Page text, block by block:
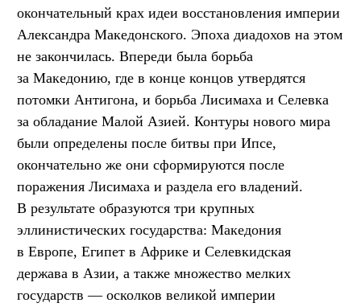
окончательный крах идеи восстановления империи
Александра Македонского. Эпоха диадохов на этом
не закончилась. Впереди была борьба
за Македонию, где в конце концов утвердятся
потомки Антигона, и борьба Лисимаха и Селевка
за обладание Малой Азией. Контуры нового мира
были определены после битвы при Ипсе,
окончательно же они сформируются после
поражения Лисимаха и раздела его владений.
В результате образуются три крупных
эллинистических государства: Македония
в Европе, Египет в Африке и Селевкидская
держава в Азии, а также множество мелких
государств — осколков великой империи